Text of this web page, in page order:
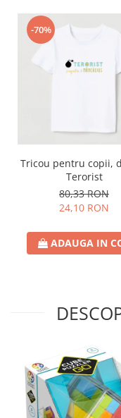
-70%
Tricou pentru copii,
Terorist
80,33 RON
24,10 RON
ADAUGA IN